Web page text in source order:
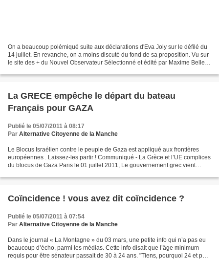
On a beaucoup polémiqué suite aux déclarations d'Eva Joly sur le défilé du
14 juillet. En revanche, on a moins discuté du fond de sa proposition. Vu sur
le site des + du Nouvel Observateur Sélectionné et édité par Maxime Bellec
La GRECE empêche le départ du bateau
Français pour GAZA
Publié le 05/07/2011 à 08:17
Par Alternative Citoyenne de la Manche
Le Blocus Israélien contre le peuple de Gaza est appliqué aux frontières
européennes . Laissez-les partir ! Communiqué - La Grèce et l’UE complices
du blocus de Gaza Paris le 01 juillet 2011, Le gouvernement grec vient
Coïncidence ! vous avez dit coïncidence ?
Publié le 05/07/2011 à 07:54
Par Alternative Citoyenne de la Manche
Dans le journal « La Montagne » du 03 mars, une petite info qui n’a pas eu
beaucoup d’écho, parmi les médias. Cette info disait que l’âge minimum
requis pour être sénateur passait de 30 à 24 ans. "Tiens, pourquoi 24 et pas